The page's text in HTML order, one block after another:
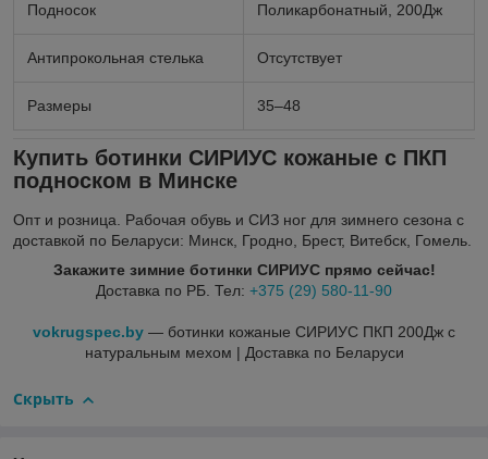
Подносок Поликарбонатный, 200Дж
Антипрокольная стелька Отсутствует
Размеры 35–48
Купить ботинки СИРИУС кожаные с ПКП
подноском в Минске
Опт и розница. Рабочая обувь и СИЗ ног для зимнего сезона с
доставкой по Беларуси: Минск, Гродно, Брест, Витебск, Гомель.
Закажите зимние ботинки СИРИУС прямо сейчас!
Доставка по РБ. Тел: +375 (29) 580-11-90
vokrugspec.by — ботинки кожаные СИРИУС ПКП 200Дж с
натуральным мехом | Доставка по Беларуси
Скрыть